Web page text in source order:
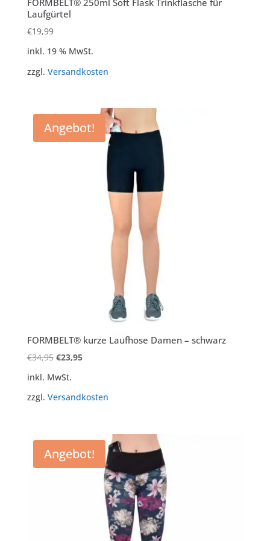
Laufgürtel
€19,99
inkl. 19 % MwSt.
zzgl. Versandkosten
Angebot!
FORMBELT® kurze Laufhose Damen – schwarz
€34,95 Ursprünglicher
war:
€34,95
€23,95Aktueller
€23,95.
inkl. MwSt.
zzgl. Versandkosten
Angebot!